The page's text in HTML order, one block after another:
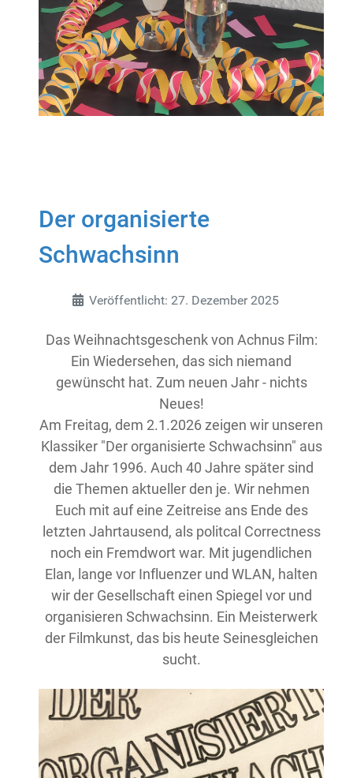
Der organisierte
Schwachsinn
Details Veröffentlicht: 27. Dezember 2025
Das Weihnachtsgeschenk von Achnus Film:
Ein Wiedersehen, das sich niemand
gewünscht hat. Zum neuen Jahr - nichts
Neues!
Am Freitag, dem 2.1.2026 zeigen wir unseren
Klassiker "Der organisierte Schwachsinn" aus
dem Jahr 1996. Auch 40 Jahre später sind
die Themen aktueller den je. Wir nehmen
Euch mit auf eine Zeitreise ans Ende des
letzten Jahrtausend, als politcal Correctness
noch ein Fremdwort war. Mit jugendlichen
Elan, lange vor Influenzer und WLAN, halten
wir der Gesellschaft einen Spiegel vor und
organisieren Schwachsinn. Ein Meisterwerk
der Filmkunst, das bis heute Seinesgleichen
sucht.